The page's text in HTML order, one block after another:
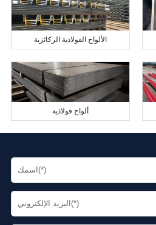
الألواح الفولاذية الركائزية
ألواح فولاذية